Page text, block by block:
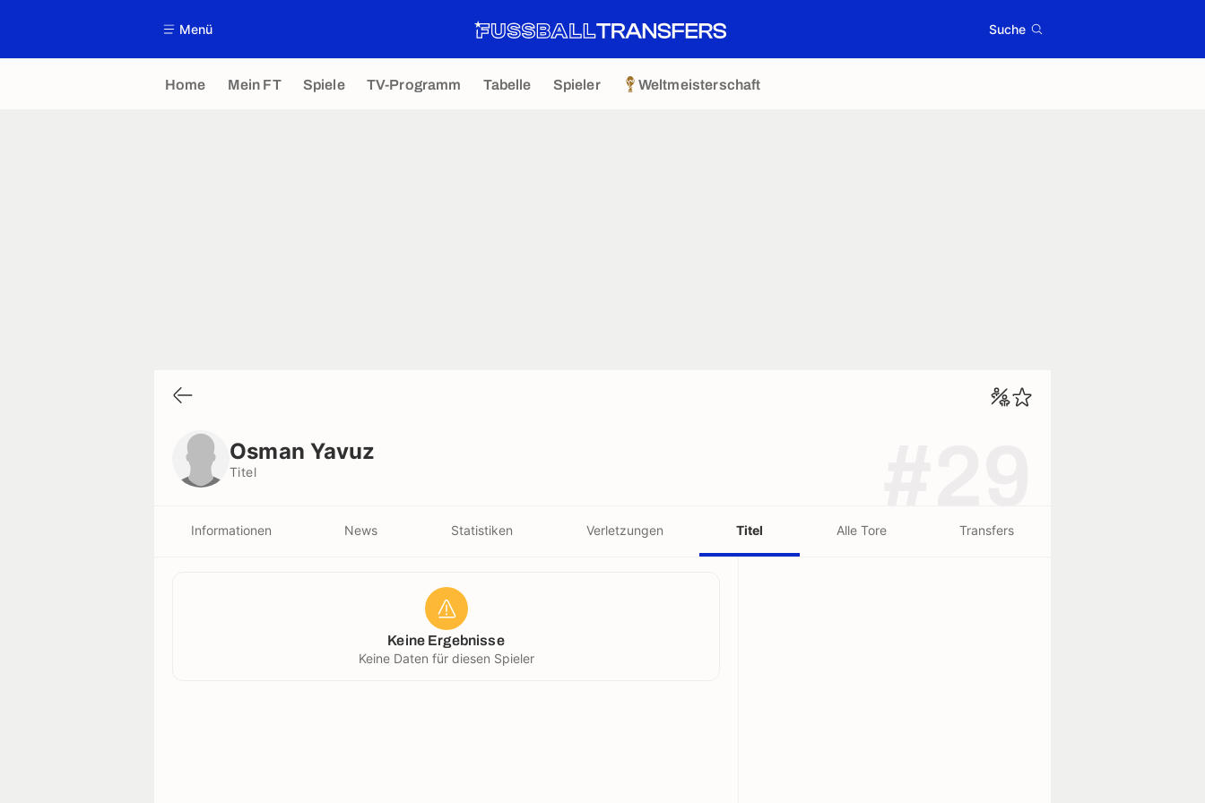
Menü Suche
Home Mein FT Spiele TV-Programm Tabelle Spieler Weltmeisterschaft
Osman Yavuz
Titel
Informationen News Statistiken Verletzungen Titel Alle Tore Transfers
Keine Ergebnisse
Keine Daten für diesen Spieler